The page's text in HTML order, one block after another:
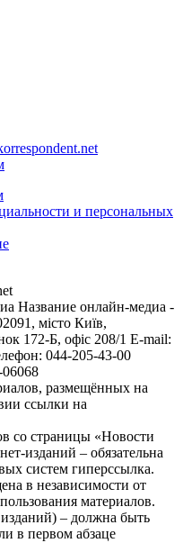
и персональных
Название онлайн-медиа -
місто Київ,
172-Б, офіс 208/1 E-mail:
044-205-43-00
размещённых на
ссылки на
со страницы «Новости
изданий – обязательна
систем гиперссылка.
в независимости от
материалов.
– должна быть
в первом абзаце